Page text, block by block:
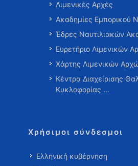
Λιμενικές Αρχές
Ακαδημίες Εμπορικού
Έδρες Ναυτιλιακών
Ευρετήριο Λιμενικών
Χάρτης Λιμενικών
Κέντρα Διαχείρισης
Κυκλοφορίας …
Χρήσιμοι σύνδεσμοι
Ελληνική κυβέρνηση